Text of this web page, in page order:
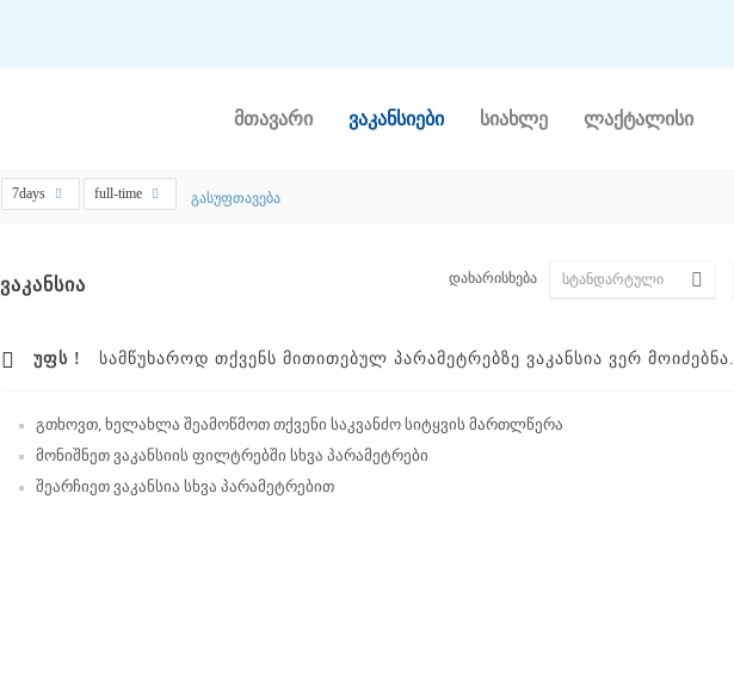
მთავარი ვაკანსიები სიახლე ლაქტალისი
7days full-time გასუფთავება
ᲕᲐᲙᲐᲜᲡᲘᲐ დახარისხება
ᲣᲤᲡ ! ᲡᲐᲛᲬᲣᲮᲐᲠᲝᲓ ᲗᲥᲕᲔᲜᲡ ᲛᲘᲗᲘᲗᲔᲑᲣᲚ ᲞᲐᲠᲐᲛᲔᲢᲠᲔᲑᲖᲔ ᲕᲐᲙᲐᲜᲡᲘᲐ ᲕᲔᲠ ᲛᲝᲘᲫᲔᲑᲜᲐ.
გთხოვთ, ხელახლა შეამოწმოთ თქვენი საკვანძო სიტყვის მართლწერა
მონიშნეთ ვაკანსიის ფილტრებში სხვა პარამეტრები
შეარჩიეთ ვაკანსია სხვა პარამეტრებით